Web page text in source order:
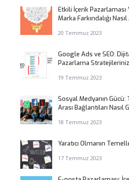
Etkili İçerik Pazarlaması
Marka Farkındalığı Nasıl
20 Temmuz 2023
Google Ads ve SEO:
Pazarlama
19 Temmuz 2023
Sosyal Medyanın
Arası Bağlantıları Nasıl
18 Temmuz 2023
Yaratıcı Olmanın
17 Temmuz 2023